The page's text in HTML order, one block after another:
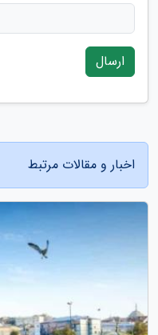
ارسال
اخبار و مقالات مرتبط